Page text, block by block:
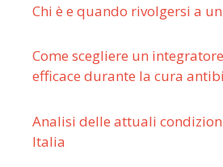
Chi è e quando rivolgersi a
Come scegliere un
efficace durante la cura
Analisi delle attuali
Italia